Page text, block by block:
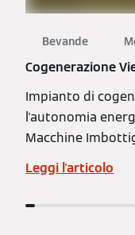
Bevande
Cogenerazione
Impianto di
l'autonomia
Macchine
Leggi l'articolo